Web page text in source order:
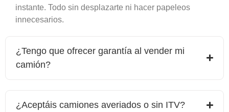
instante. Todo sin desplazarte ni hacer papeleos
innecesarios.
¿Tengo que ofrecer garantía al vender mi
camión?
¿Aceptáis camiones averiados o sin ITV?